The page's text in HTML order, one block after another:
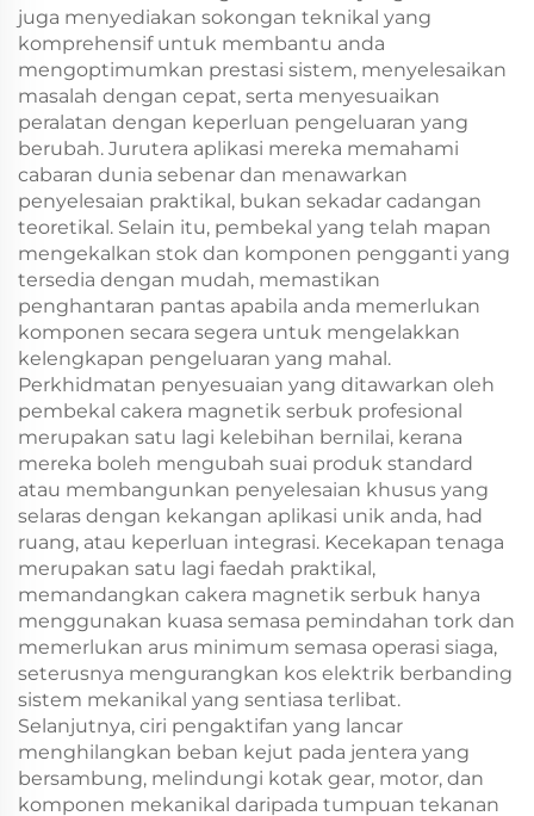
juga menyediakan sokongan teknikal yang
komprehensif untuk membantu anda
mengoptimumkan prestasi sistem, menyelesaikan
masalah dengan cepat, serta menyesuaikan
peralatan dengan keperluan pengeluaran yang
berubah. Jurutera aplikasi mereka memahami
cabaran dunia sebenar dan menawarkan
penyelesaian praktikal, bukan sekadar cadangan
teoretikal. Selain itu, pembekal yang telah mapan
mengekalkan stok dan komponen pengganti yang
tersedia dengan mudah, memastikan
penghantaran pantas apabila anda memerlukan
komponen secara segera untuk mengelakkan
kelengkapan pengeluaran yang mahal.
Perkhidmatan penyesuaian yang ditawarkan oleh
pembekal cakera magnetik serbuk profesional
merupakan satu lagi kelebihan bernilai, kerana
mereka boleh mengubah suai produk standard
atau membangunkan penyelesaian khusus yang
selaras dengan kekangan aplikasi unik anda, had
ruang, atau keperluan integrasi. Kecekapan tenaga
merupakan satu lagi faedah praktikal,
memandangkan cakera magnetik serbuk hanya
menggunakan kuasa semasa pemindahan tork dan
memerlukan arus minimum semasa operasi siaga,
seterusnya mengurangkan kos elektrik berbanding
sistem mekanikal yang sentiasa terlibat.
Selanjutnya, ciri pengaktifan yang lancar
menghilangkan beban kejut pada jentera yang
bersambung, melindungi kotak gear, motor, dan
komponen mekanikal daripada tumpuan tekanan